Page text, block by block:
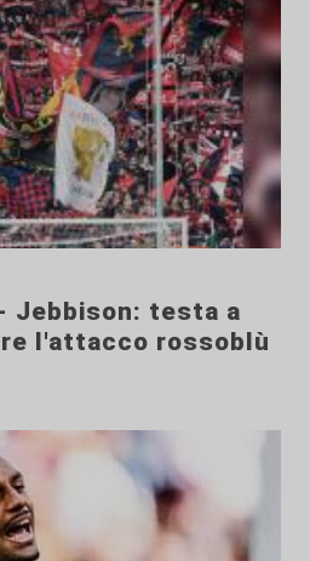
Jebbison: testa a
l'attacco rossoblù